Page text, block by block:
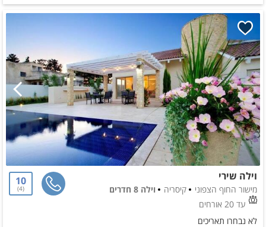
וילה שירי
מישור החוף הצפוני קיסריה
וילה 8 חדרים
עד 20 אורחים
10
4
לא נבחרו תאריכים